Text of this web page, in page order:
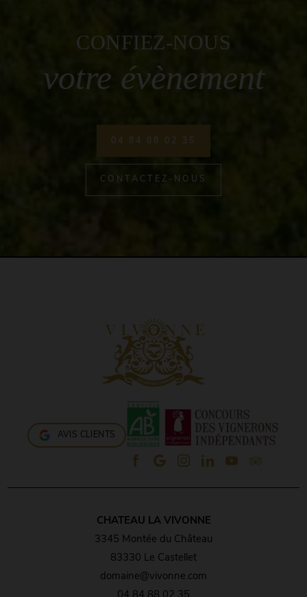
CONFIEZ-NOUS
votre évènement
04 84 88 02 35
CONTACTEZ-NOUS
AVIS CLIENTS
CHATEAU LA VIVONNE
3345 Montée du Château
83330 Le Castellet
domaine@vivonne.com